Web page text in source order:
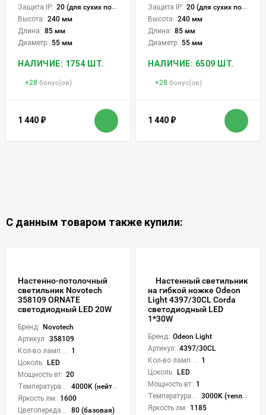
Защита IP: 20 (для сухих пом.)
Высота: 240 мм
Длина: 85 мм
Диаметр: 55 мм
НАЛИЧИЕ: 1754 ШТ.
+28 бонус(ов)
1 440 ₽
Защита IP: 20 (для сухих пом.)
Высота: 240 мм
Длина: 85 мм
Диаметр: 55 мм
НАЛИЧИЕ: 6509 ШТ.
+28 бонус(ов)
1 440 ₽
С данным товаром также купили:
Настенно-потолочный
светильник Novotech
358109 ORNATE
светодиодный LED 20W
Бренд: Novotech
Артикул: 358109
1
Цоколь: LED
Мощность вт: 20
4000K (нейтральный)
Яркость лм: 1600
80 (базовая)
Настенный светильник
на гибкой ножке Odeon
Light 4397/30CL Corda
светодиодный LED
1*30W
Бренд: Odeon Light
Артикул: 4397/30CL
Кол-во ламп или LED: 1
Цоколь: LED
Мощность вт: 1
Температура света:
3000K (теплый)
Яркость лм: 1185